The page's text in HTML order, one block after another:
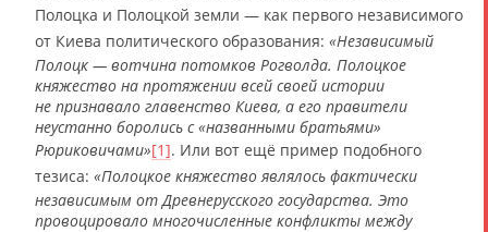
Полоцка и Полоцкой земли — как первого независимого
от Киева политического образования: «Независимый
Полоцк — вотчина потомков Рогволда. Полоцкое
княжество на протяжении всей своей истории
не признавало главенство Киева, а его правители
неустанно боролись с «названными братьями»
Рюриковичами»[1]. Или вот ещё пример подобного
тезиса: «Полоцкое княжество являлось фактически
независимым от Древнерусского государства. Это
провоцировало многочисленные конфликты между